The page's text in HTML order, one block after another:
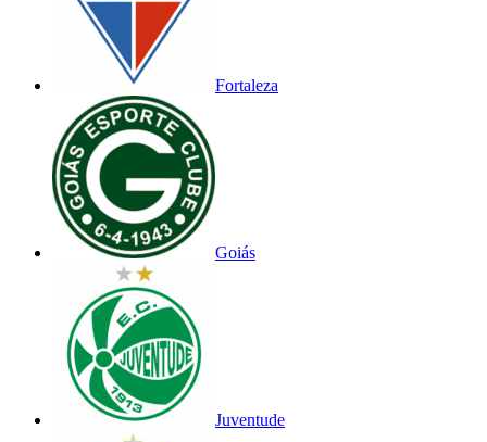
Fortaleza
Goiás
Juventude